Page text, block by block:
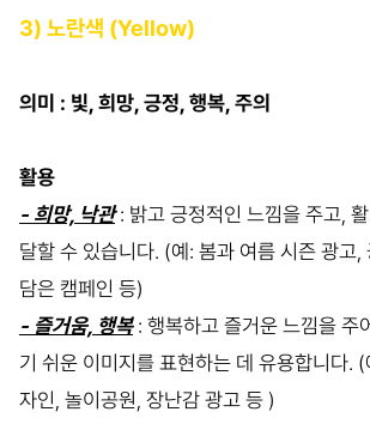
3) 노란색 (Yellow)
의미 : 빛, 희망, 긍정, 행복, 주의
활용
- 희망, 낙관: 밝고 긍정적인 느낌을 주고,
달할 수 있습니다. (예: 봄과 여름 시즌 광고,
담은 캠페인 등)
- 즐거움, 행복: 행복하고 즐거운 느낌을 주
기 쉬운 이미지를 표현하는 데 유용합니다. (
자인, 놀이공원, 장난감 광고 등 )